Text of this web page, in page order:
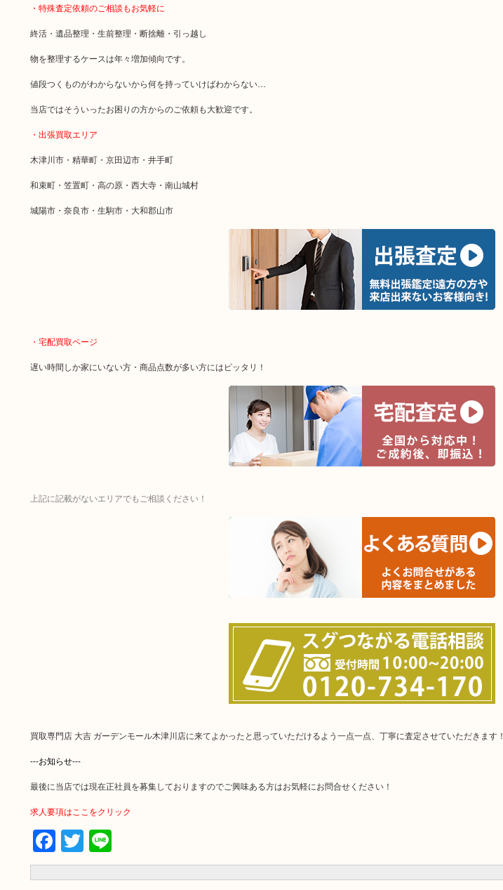
・特殊査定依頼のご相談もお気軽に
終活・遺品整理・生前整理・断捨離・引っ越し
物を整理するケースは年々増加傾向です。
値段つくものがわからないから何を持っていけばわからない…
当店ではそういったお困りの方からのご依頼も大歓迎です。
・出張買取エリア
木津川市・精華町・京田辺市・井手町
和束町・笠置町・高の原・西大寺・南山城村
城陽市・奈良市・生駒市・大和郡山市
・宅配買取ページ
遅い時間しか家にいない方・商品点数が多い方にはピッタリ！
上記に記載がないエリアでもご相談ください！
買取専門店 大吉 ガーデンモール木津川店に来てよかったと思っていただけるよう一点一点、丁寧に査定させていただきます！
---お知らせ---
最後に当店では現在正社員を募集しておりますのでご興味ある方はお気軽にお問合せください！
求人要項はここをクリック
Facebook
Twitter
Line